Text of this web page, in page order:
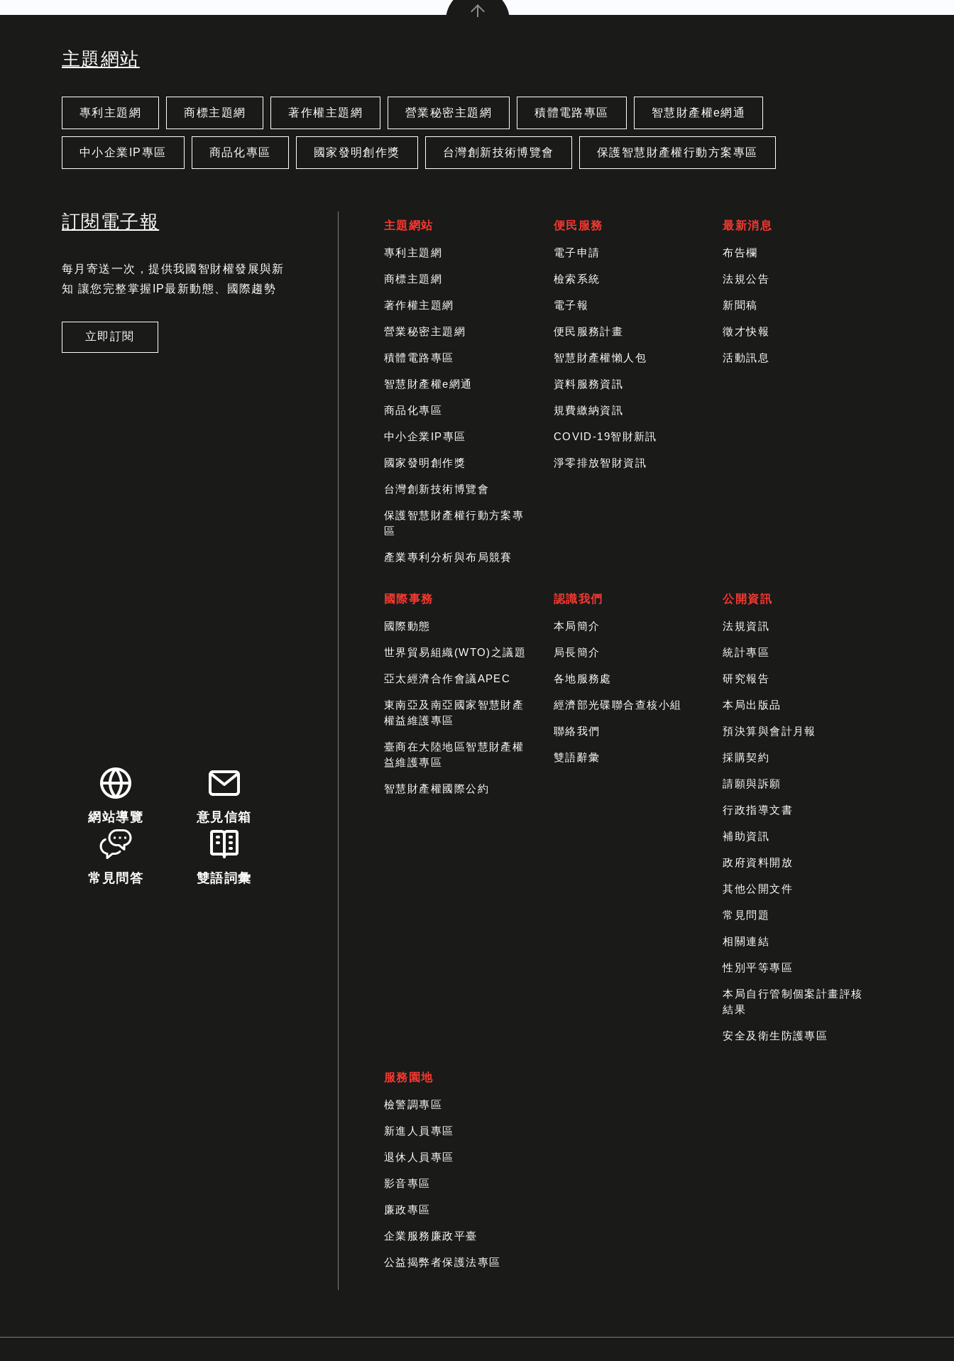
主題網站
專利主題網 商標主題網 著作權主題網 營業秘密主題網 積體電路專區 智慧財產權e網通
中小企業IP專區 商品化專區 國家發明創作獎 台灣創新技術博覽會 保護智慧財產權行動方案專區
訂閱電子報
每月寄送一次，提供我國智財權發展與新
知 讓您完整掌握IP最新動態、國際趨勢
立即訂閱
網站導覽 意見信箱
常見問答 雙語詞彙
主題網站
專利主題網
商標主題網
著作權主題網
營業秘密主題網
積體電路專區
智慧財產權e網通
商品化專區
中小企業IP專區
國家發明創作獎
台灣創新技術博覽會
保護智慧財產權行動方案專
區
產業專利分析與布局競賽
便民服務
電子申請
檢索系統
電子報
便民服務計畫
智慧財產權懶人包
資料服務資訊
規費繳納資訊
COVID-19智財新訊
淨零排放智財資訊
最新消息
布告欄
法規公告
新聞稿
徵才快報
活動訊息
國際事務
國際動態
世界貿易組織(WTO)之議題
亞太經濟合作會議APEC
東南亞及南亞國家智慧財產
權益維護專區
臺商在大陸地區智慧財產權
益維護專區
智慧財產權國際公約
認識我們
本局簡介
局長簡介
各地服務處
經濟部光碟聯合查核小組
聯絡我們
雙語辭彙
公開資訊
法規資訊
統計專區
研究報告
本局出版品
預決算與會計月報
採購契約
請願與訴願
行政指導文書
補助資訊
政府資料開放
其他公開文件
常見問題
相關連結
性別平等專區
本局自行管制個案計畫評核
結果
安全及衛生防護專區
服務園地
檢警調專區
新進人員專區
退休人員專區
影音專區
廉政專區
企業服務廉政平臺
公益揭弊者保護法專區